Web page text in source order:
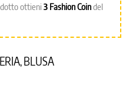
ottieni 3 Fashion Coindel
BLUSA